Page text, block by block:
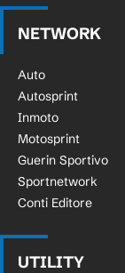
NETWORK
Auto
Autosprint
Inmoto
Motosprint
Guerin Sportivo
Sportnetwork
Conti Editore
UTILITY